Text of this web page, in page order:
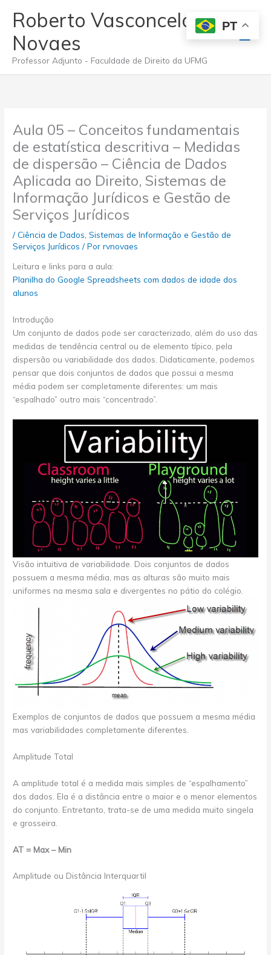
para
conteúdo
Roberto Vasconcelos
Novaes
Professor Adjunto - Faculdade de Direito da UFMG
Aula 05 – Conceitos fundamentais
de estatística descritiva – Medidas
de dispersão – Ciência de Dados
Aplicada ao Direito, Sistemas de
Informação Jurídicos e Gestão de
Serviços Jurídicos
/Ciência de Dados, Sistemas de Informação e Gestão de
Serviços Jurídicos / Porrvnovaes
Leitura e links para a aula:
Planilha do Google Spreadsheets com dados de idade dos
alunos
Introdução
Um conjunto de dados pode ser caracterizado, além do uso das
medidas de tendência central ou de elemento típico, pela
dispersão ou variabilidade dos dados. Didaticamente, podemos
pensar que dois conjuntos de dados que possui a mesma
média podem ser completamente diferentes: um mais
“espalhado” outro mais “concentrado”.
Visão intuitiva de variabilidade. Dois conjuntos de dados
possuem a mesma média, mas as alturas são muito mais
uniformes na mesma sala e divergentes no pátio do colégio.
Exemplos de conjuntos de dados que possuem a mesma média
mas variabilidades completamente diferentes.
Amplitude Total
A amplitude total é a medida mais simples de “espalhamento”
dos dados. Ela é a distância entre o maior e o menor elementos
do conjunto. Entretanto, trata-se de uma medida muito singela
e grosseira.
AT = Max – Min
Amplitude ou Distância Interquartil
PT